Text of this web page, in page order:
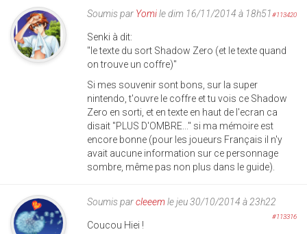
Soumis par Yomile dim 16/11/2014 à 18h51#113420
Senki à dit:
"le texte du sort Shadow Zero (et le texte quand
on trouve un coffre)"
Si mes souvenir sont bons, sur la super
nintendo, t'ouvre le coffre et tu vois ce Shadow
Zero en sorti, et en texte en haut de l'ecran ca
disait "PLUS D'OMBRE..." si ma mémoire est
encore bonne (pour les joueurs Français il n'y
avait aucune information sur ce personnage
sombre, même pas non plus dans le guide).
Soumis parcleeemle jeu 30/10/2014 à 23h22
#113316
Coucou Hiei !